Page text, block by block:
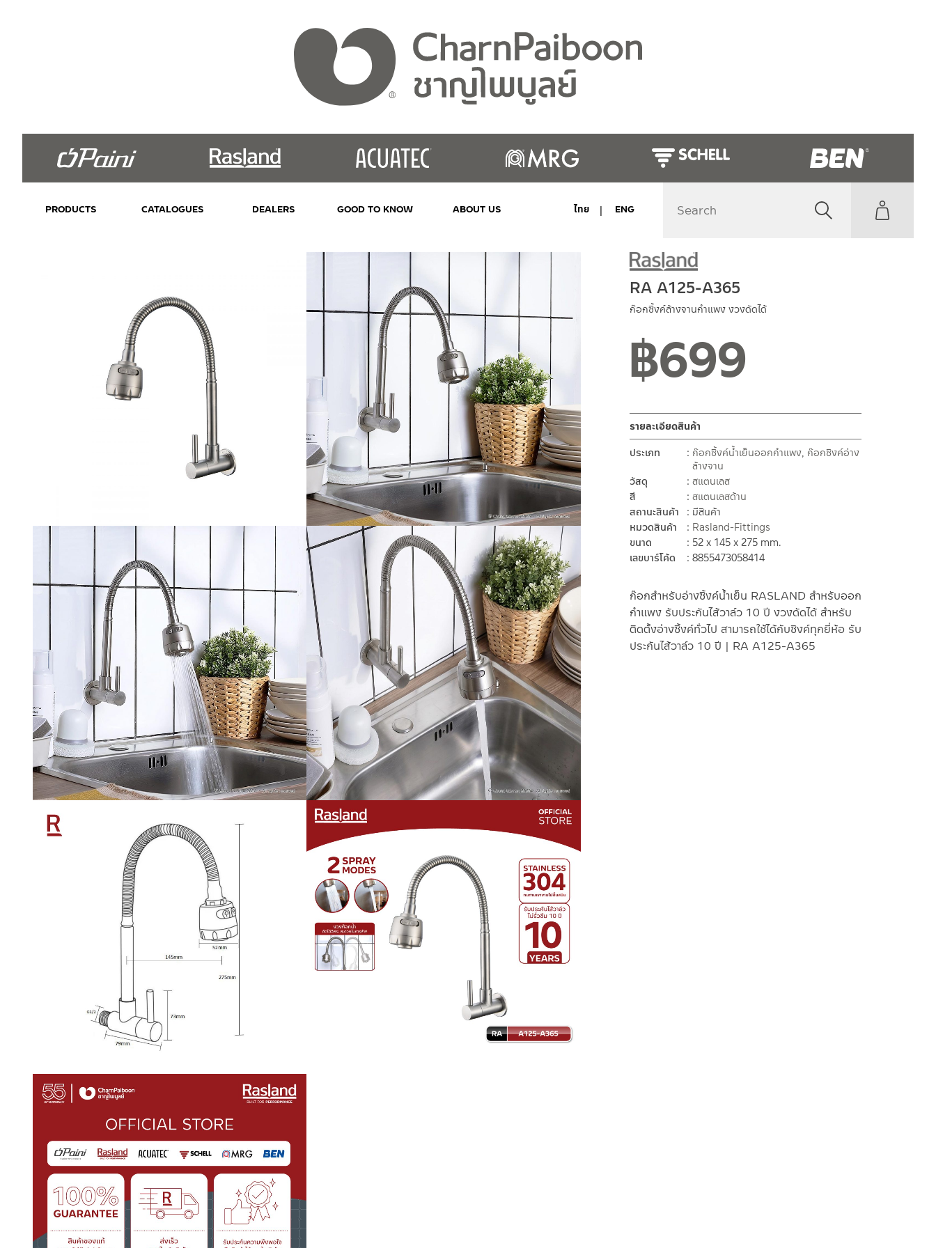
PRODUCTS CATALOGUES DEALERS GOOD TO KNOW ABOUT US ไทย ENG
RA A125-A365
ก๊อกซิ้งค์ล้างจานกำแพง งวงดัดได้
฿699
ก๊อกสำหรับอ่างซิ้งค์น้ำเย็น RASLAND สำหรับออก
กำแพง รับประกันไส้วาล์ว 10 ปี งวงดัดได้ สำหรับ
ติดตั้งอ่างซิ้งค์ทั่วไป สามารถใช้ได้กับซิงค์ทุกยี่ห้อ รับ
ประกันไส้วาล์ว 10 ปี | RA A125-A365
รายละเอียดสินค้า
ประเภท
ก๊อกซิ้งค์น้ำเย็นออกกำแพง, ก๊อกซิงค์อ่าง
ล้างจาน
วัสดุ
สแตนเลส
สี
สแตนเลสด้าน
สถานะสินค้า
มีสินค้า
หมวดสินค้า
Rasland-Fittings
ขนาด
52 x 145 x 275 mm.
เลขบาร์โค้ด
8855473058414